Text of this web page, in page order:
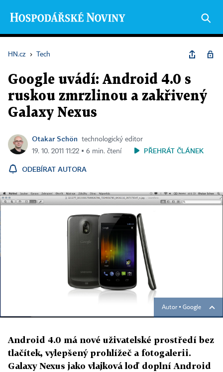
HN.cz › Tech
Google uvádí: Android 4.0 s
ruskou zmrzlinou a zakřivený
Galaxy Nexus
Otakar Schön
technologický editor
19. 10. 2011 11:22 ▪ 6 min. čtení
PŘEHRÁT ČLÁNEK
ODEBÍRAT AUTORA
Autor ▪ Google
Android 4.0 má nové uživatelské prostředí bez
tlačítek, vylepšený prohlížeč a fotogalerii.
Galaxy Nexus jako vlajková loď doplní Android